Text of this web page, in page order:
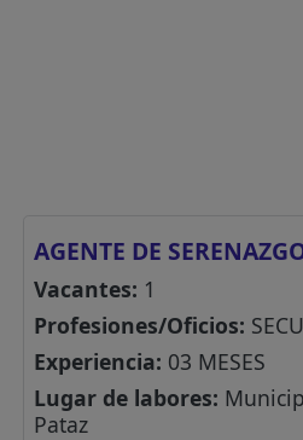
AGENTE DE
Vacantes: 1
Profesiones/Oficios:
Experiencia: 03 MESES
Lugar de labores:
Pataz